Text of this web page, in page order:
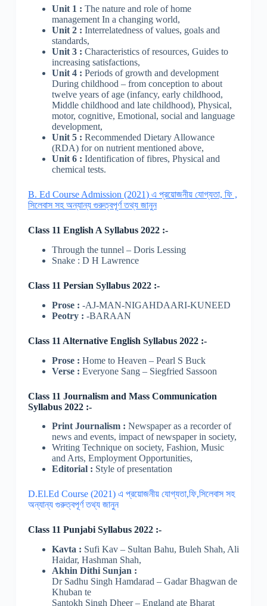
Unit 1 : The nature and role of home
management In a changing world,
Unit 2 : Interrelatedness of values, goals and
standards,
Unit 3 : Characteristics of resources, Guides to
increasing satisfactions,
Unit 4 : Periods of growth and development
During childhood – from conception to about
twelve years of age (infancy, early childhood,
Middle childhood and late childhood), Physical,
motor, cognitive, Emotional, social and language
development,
Unit 5 : Recommended Dietary Allowance
(RDA) for on nutrient mentioned above,
Unit 6 : Identification of fibres, Physical and
chemical tests.
B. Ed Course Admission (2021) এ প্রয়োজনীয় যোগ্যতা, ফি ,
সিলেবাস সহ অন্যান্য গুরুত্বপূর্ণ তথ্য জানুন
Class 11 English A Syllabus 2022 :-
Through the tunnel – Doris Lessing
Snake : D H Lawrence
Class 11 Persian Syllabus 2022 :-
Prose : -AJ-MAN-NIGAHDAARI-KUNEED
Peotry : -BARAAN
Class 11 Alternative English Syllabus 2022 :-
Prose : Home to Heaven – Pearl S Buck
Verse : Everyone Sang – Siegfried Sassoon
Class 11 Journalism and Mass Communication
Syllabus 2022 :-
Print Journalism : Newspaper as a recorder of
news and events, impact of newspaper in society,
Writing Technique on society, Fashion, Music
and Arts, Employment Opportunities,
Editorial : Style of presentation
D.El.Ed Course (2021) এ প্রয়োজনীয় যোগ্যতা,ফি,সিলেবাস সহ
অন্যান্য গুরুত্বপূর্ণ তথ্য জানুন
Class 11 Punjabi Syllabus 2022 :-
Kavta : Sufi Kav – Sultan Bahu, Buleh Shah, Ali
Haidar, Hashman Shah,
Akhin Dithi Sunjan :
Dr Sadhu Singh Hamdarad – Gadar Bhagwan de
Khuban te
Santokh Singh Dheer – England ate Bharat